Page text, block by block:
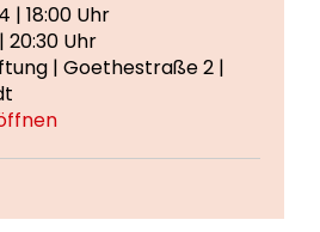
| 18:00 Uhr
20:30 Uhr
| Goethestraße 2 |